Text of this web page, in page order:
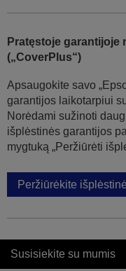
Pratęstoje garantijoje
(„CoverPlus“)
Apsaugokite savo
garantijos laikotarpiui
Norėdami sužinoti
išplėstinės garantijos
mygtuką „Peržiūrėti
Peržiūrėkite
Susisiekite su mumis